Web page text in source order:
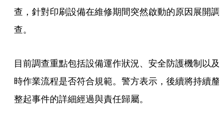
查，針對印刷設備在維修期間突然啟動的原因展開調
查。
目前調查重點包括設備運作狀況、安全防護機制以及
時作業流程是否符合規範。警方表示，後續將持續釐
整起事件的詳細經過與責任歸屬。